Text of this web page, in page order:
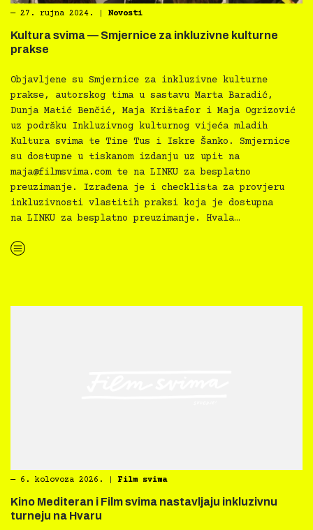
― 27. rujna 2024. Novosti
Kultura svima — Smjernice za inkluzivne kulturne
prakse
Objavljene su Smjernice za inkluzivne kulturne
prakse, autorskog tima u sastavu Marta Baradić,
Dunja Matić Benčić, Maja Krištafor i Maja Ogrizović
uz podršku Inkluzivnog kulturnog vijeća mladih
Kultura svima te Tine Tus i Iskre Šanko. Smjernice
su dostupne u tiskanom izdanju uz upit na
maja@filmsvima.comte na LINKU za besplatno
preuzimanje. Izrađena je i checklista za provjeru
inkluzivnosti vlastitih praksi koja je dostupna
na LINKU za besplatno preuzimanje. Hvala…
“Kultura svima — Smjernice za inkluzivne kulturne prakse”
― 6. kolovoza 2026. Film svima
Kino Mediteran i Film svima nastavljaju inkluzivnu
turneju na Hvaru